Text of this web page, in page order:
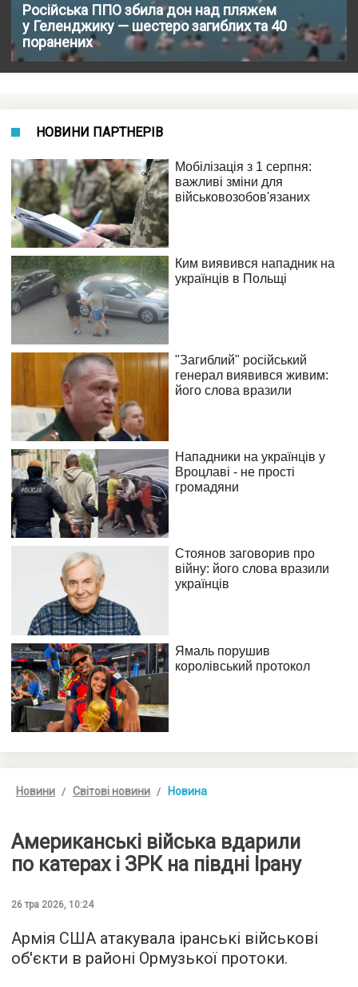
Російська ППО збила дон над пляжем
у Геленджику — шестеро загиблих та 40
поранених
НОВИНИ ПАРТНЕРІВ
Новини Світові новини Новина
Американські війська вдарили
по катерах і ЗРК на півдні Ірану
26 тра 2026, 10:24
Армія США атакувала іранські військові
об'єкти в районі Ормузької протоки.